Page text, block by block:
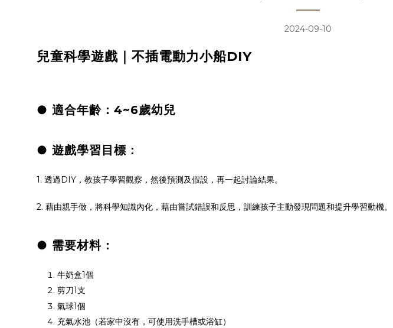
2024-09-10
兒童科學遊戲｜不插電動力小船DIY
● 適合年齡：4~6歲幼兒
● 遊戲學習目標：
1. 透過DIY，教孩子學習觀察，然後預測及假設，再一起討論結果。
2. 藉由親手做，將科學知識內化，藉由嘗試錯誤和反思，訓練孩子主動發現問題和提升學習動機。
● 需要材料：
牛奶盒1個
剪刀1支
氣球1個
充氣水池（若家中沒有，可使用洗手槽或浴缸）